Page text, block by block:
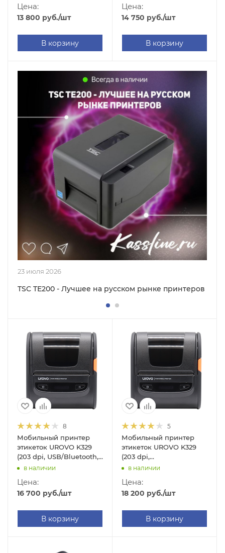
Цена:
13 800 руб./шт
В корзину
Цена:
14 750 руб./шт
В корзину
23 июля 2026
TSC TE200 - Лучшее на русском рынке принтеров
8
Мобильный принтер
этикеток UROVO K329
(203 dpi, USB/Bluetooth,
арт. K329-B)
в наличии
Цена:
16 700 руб./шт
В корзину
5
Мобильный принтер
этикеток UROVO K329
(203 dpi,
USB/WIFI/Bluetooth, арт.
в наличии
Цена:
18 200 руб./шт
В корзину